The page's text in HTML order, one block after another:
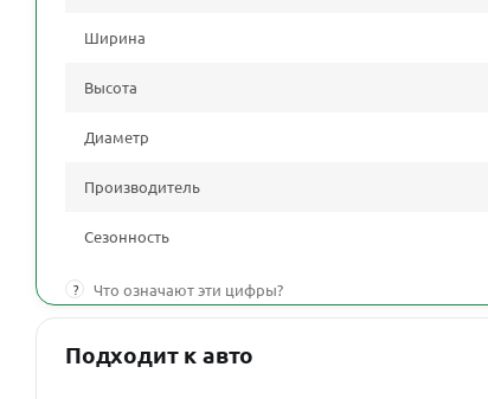
Ширина
Высота
Диаметр
Производитель
Сезонность
? Что означают эти цифры?
Подходит к авто